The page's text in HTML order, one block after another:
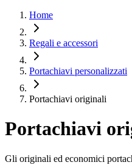
Home
Regali e accessori
Portachiavi personalizzati
Portachiavi originali
Portachiavi
Gli originali ed economici